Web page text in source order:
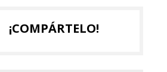
¡COMPÁRTELO!